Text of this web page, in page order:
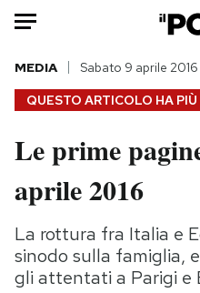
HOME
Italia
Politica
Tecnologia
Internet
Scienza
QUESTO ARTICOLO HA PIÙ
MEDIA Sabato 9 aprile 2016
Le prime
aprile 2016
La rottura fra Italia e
sinodo sulla famiglia,
gli attentati a Parigi e